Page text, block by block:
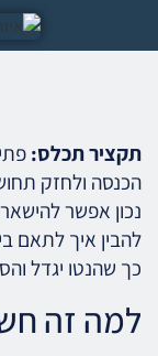
תקציר תכלס:
הכנסה ולחזק
נכון אפשר
להבין איך לתאם
כך שהנטו יגדל
למה זה